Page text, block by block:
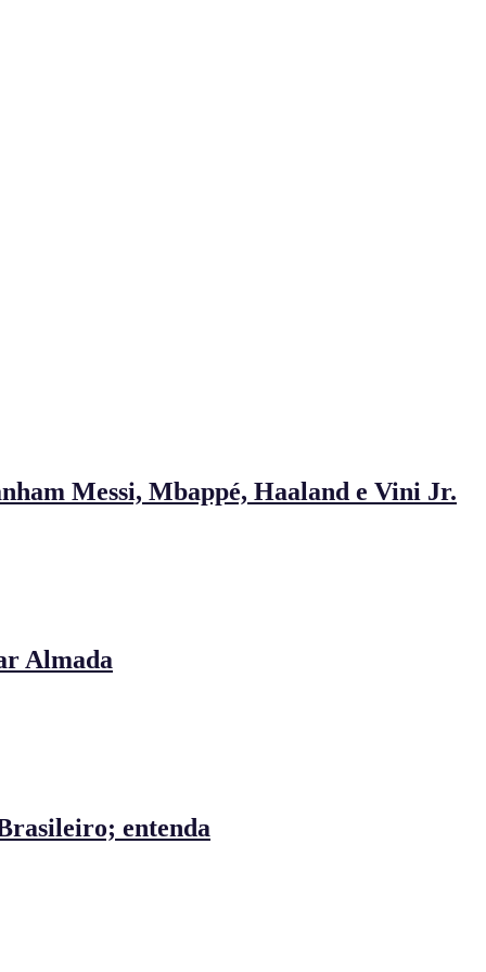
Messi, Mbappé, Haaland e Vini Jr.
Almada
entenda